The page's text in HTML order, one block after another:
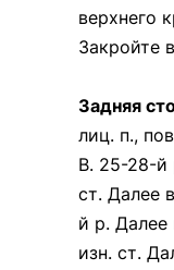
верхнего
Закройте
Задняя
лиц. п.,
В. 25-28-й
ст. Далее
й р. Далее
изн. ст.